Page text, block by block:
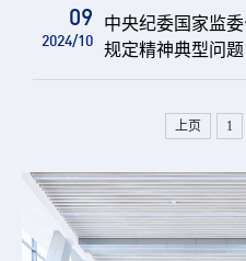
09
2024/10
中央纪委国家监
规定精神典型问题
上页 1